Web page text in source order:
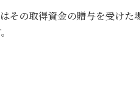
その取得資金の贈与を受け